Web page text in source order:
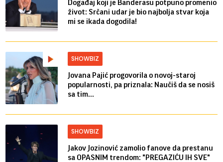
Događaj koji je Banderasu potpuno promenio
život: Srčani udar je bio najbolja stvar koja
mi se ikada dogodila!
SHOWBIZ
Jovana Pajić progovorila o novoj-staroj
popularnosti, pa priznala: Naučiš da se nosiš
sa tim...
SHOWBIZ
Jakov Jozinović zamolio fanove da prestanu
sa OPASNIM trendom: "PREGAZIĆU IH SVE"